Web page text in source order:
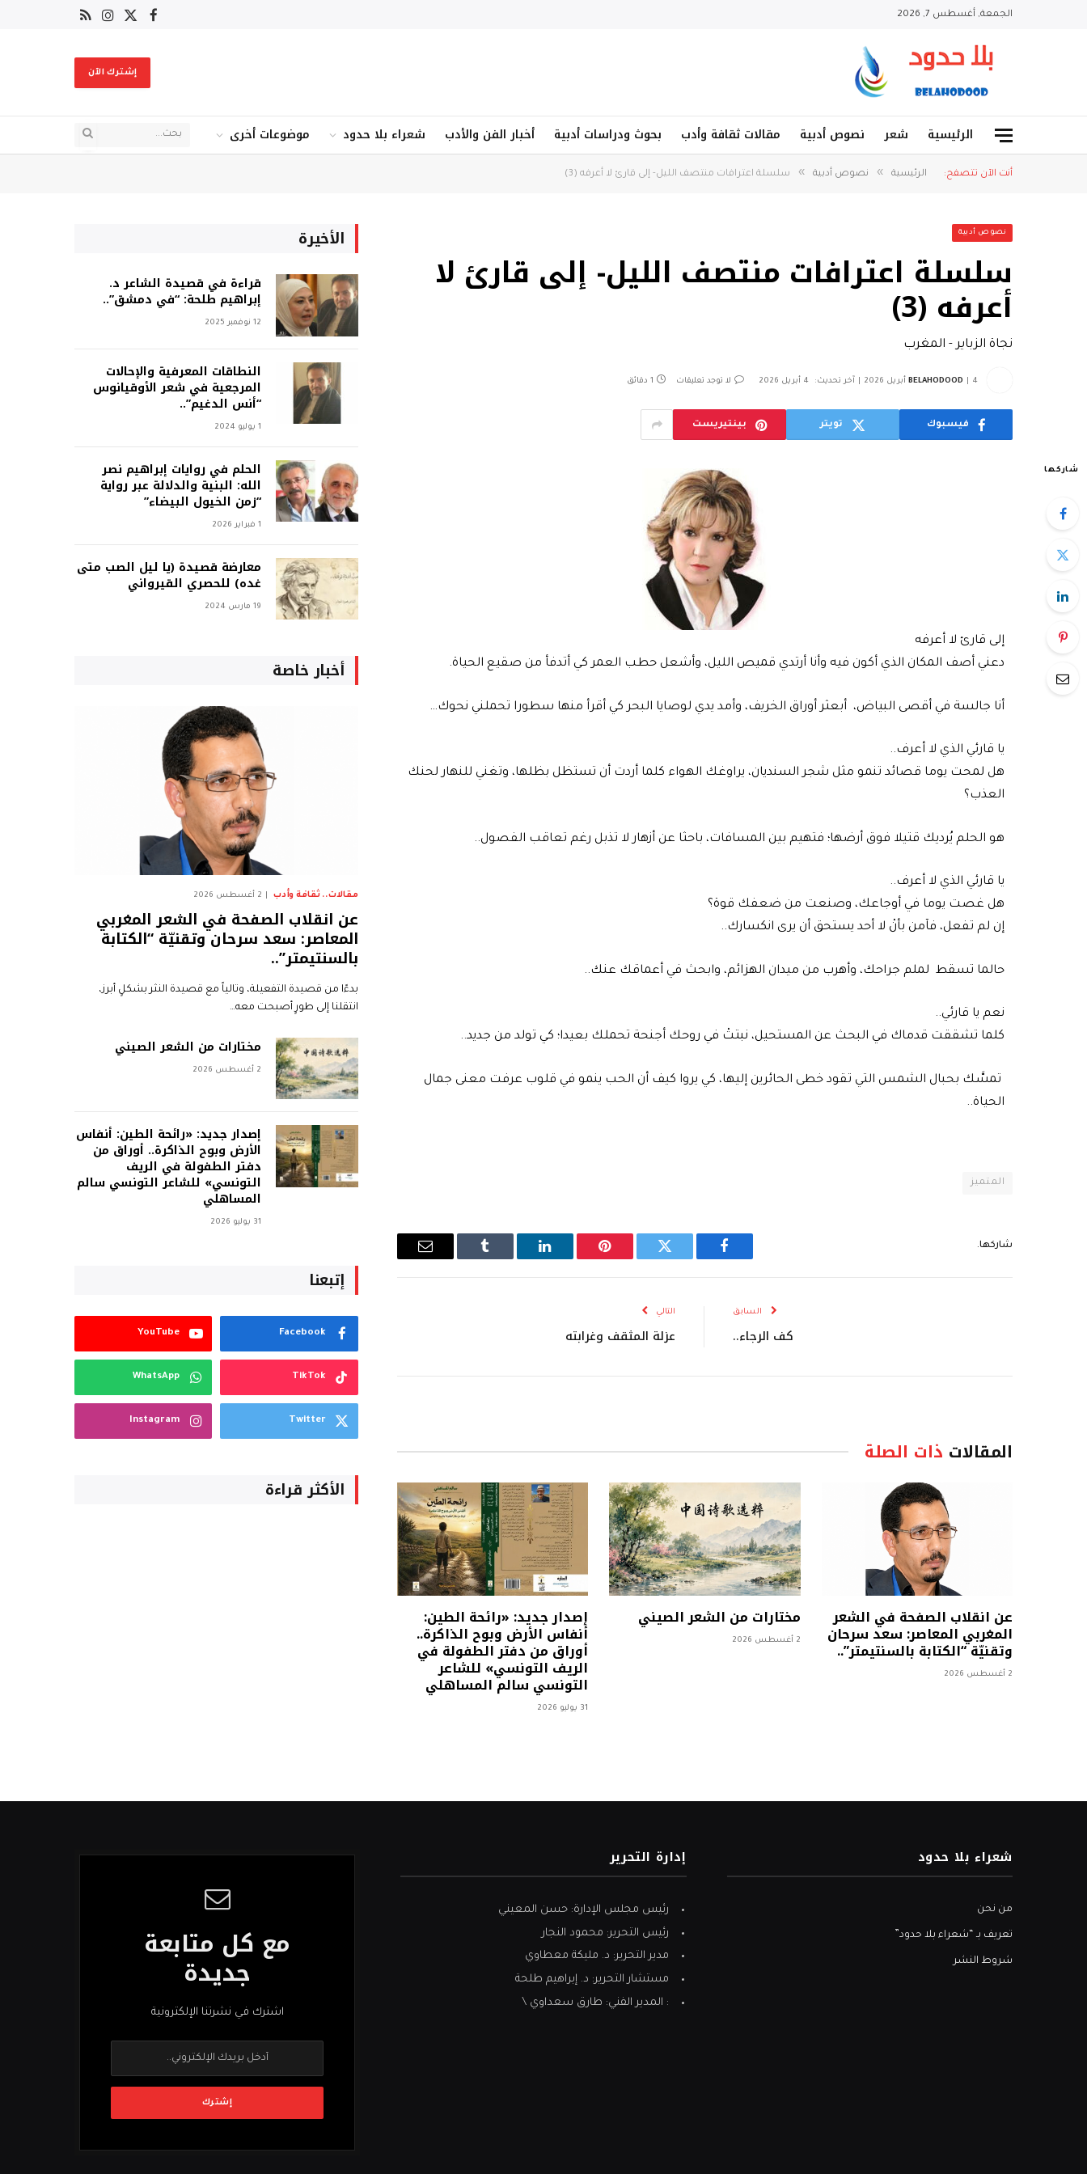
الجمعة, أغسطس 7, 2026
فيسبوك
X
الانستغرام
RSS
إشترك الآن
الرئيسية شعر نصوص أدبية مقالات ثقافة وأدب بحوث ودراسات أدبية أخبار الفن والأدب شعراء بلا حدود موضوعات أخرى
أنت الآن تتصفح: الرئيسية » نصوص أدبية » سلسلة اعترافات منتصف الليل- إلى قارئ لا أعرفه (3)
نصوص أدبية
سلسلة اعترافات منتصف الليل- إلى قارئ لا
أعرفه (3)
نجاة الزباير - المغرب
BELAHODOOD 4 أبريل 2026 آخر تحديث: 4 أبريل 2026 لا توجد تعليقات 1 دقائق
فيسبوك تويتر بينتيريست
شاركها
إلى قارئ لا أعرفه
دعني أصف المكان الذي أكون فيه وأنا أرتدي قميص الليل، وأشعل حطب العمر كي أتدفأ من صقيع الحياة.
أنا جالسة في أقصى البياض، أبعثر أوراق الخريف، وأمد يدي لوصايا البحر كي أقرأ منها سطورا تحملني نحوك…
يا قارئي الذي لا أعرف..
هل لمحت يوما قصائد تنمو مثل شجر السنديان، يراوغك الهواء كلما أردت أن تستظل بظلها، وتغني للنهار لحنك
العذب؟
هو الحلم يُرديك قتيلا فوق أرضها؛ فتهيم بين المسافات، باحثا عن أزهار لا تذبل رغم تعاقب الفصول..
يا قارئي الذي لا أعرف..
هل غصت يوما في أوجاعك، وصنعت من ضعفك قوة؟
إن لم تفعل، فآمن بأنْ لا أحد يستحق أن يرى انكسارك..
حالما تسقط لملم جراحك، وأهرب من ميدان الهزائم، وابحث في أعماقك عنك..
نعم يا قارئي..
كلما تشققت قدماك في البحث عن المستحيل، نبتتْ في روحك أجنحة تحملك بعيدا؛ كي تولد من جديد..
تمسَّك بحبال الشمس التي تقود خطى الحائرين إليها، كي يروا كيف أن الحب ينمو في قلوب عرفت معنى جمال
الحياة..
المتميز
شاركها.
فيسبوك تويتر بينتيريستلينكدإن Tumblr
البريد
السابق
كف الرجاء..
التالي
عزلة المثقف وغرابته
المقالات ذات الصلة
عن انقلاب الصفحة في الشعر
المغربي المعاصر: سعد سرحان
وتقنيّة “الكتابة بالسنتيمتر”..
2 أغسطس 2026
مختارات من الشعر الصيني
2 أغسطس 2026
إصدار جديد: «رائحة الطين:
أنفاس الأرض وبوح الذاكرة..
أوراق من دفتر الطفولة في
الريف التونسي» للشاعر
التونسي سالم المساهلي
31 يوليو 2026
الأخيرة
قراءة في قصيدة الشاعر د.
إبراهيم طلحة: “في دمشق”..
12 نوفمبر 2025
النطاقات المعرفية والإحالات
المرجعية في شعر الأوقيانوس
“أنس الدغيم”..
1 يوليو 2024
الحلم في روايات إبراهيم نصر
الله: البنية والدلالة عبر رواية
“زمن الخيول البيضاء”
1 فبراير 2026
معارضة قصيدة (يا ليل الصب متى
غده) للحصري القيرواني
19 مارس 2024
أخبار خاصة
مقالات.. ثقافة وأدب 2 أغسطس 2026
عن انقلاب الصفحة في الشعر المغربي
المعاصر: سعد سرحان وتقنيّة “الكتابة
بالسنتيمتر”..
بدءًا من قصيدة التفعيلة، وتالياً مع قصيدة النثر بشكلٍ أبرز،
انتقلنا إلى طورٍ أصبحت معه…
مختارات من الشعر الصيني
2 أغسطس 2026
إصدار جديد: «رائحة الطين: أنفاس
الأرض وبوح الذاكرة.. أوراق من
دفتر الطفولة في الريف
التونسي» للشاعر التونسي سالم
المساهلي
31 يوليو 2026
إتبعنا
Facebook
YouTube
TikTok
WhatsApp
Twitter
Instagram
الأكثر قراءة
شعراء بلا حدود
من نحن
تعريف بـ “شعراء بلا حدود”
شروط النشر
إدارة التحرير
رئيس مجلس الإدارة: حسن المعيني
رئيس التحرير: محمود النجار
مدير التحرير: د. مليكة معطاوي
مستشار التحرير: د. إبراهيم طلحة
: المدير الفني: طارق سعداوي \
مع كل متابعة
جديدة
اشترك في نشرتنا الإلكترونية